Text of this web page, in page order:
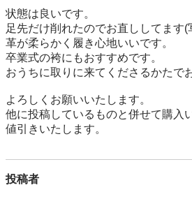
状態は良いです。
足先だけ削れたのでお直ししてます(
革が柔らかく履き心地いいです。
卒業式の袴にもおすすめです。
おうちに取りに来てくださるかたで
よろしくお願いいたします。
他に投稿しているものと併せて購入
値引きいたします。
投稿者